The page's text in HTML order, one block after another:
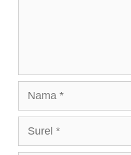
Nama
Surel